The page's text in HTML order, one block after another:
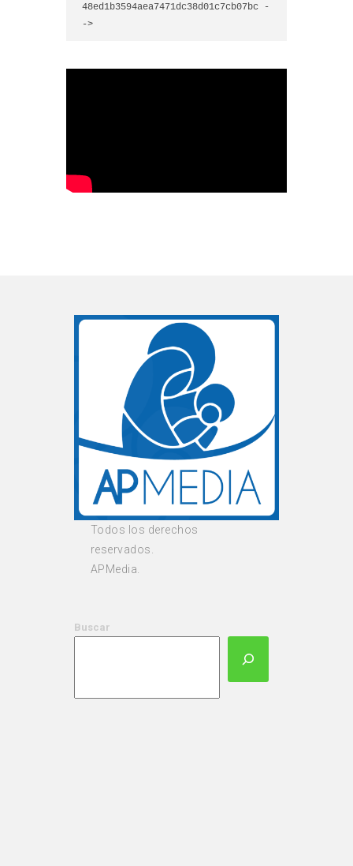
48ed1b3594aea7471dc38d01c7cb07bc -
->
Todos los derechos
reservados.
APMedia.
Buscar